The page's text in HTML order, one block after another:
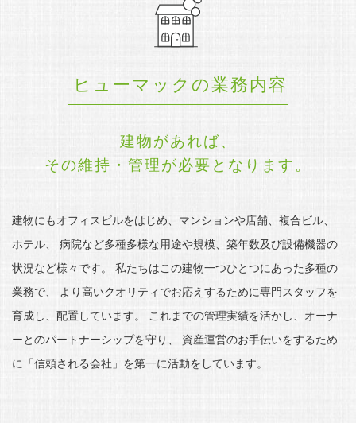
ヒューマックの業務内容
建物があれば、
その維持・管理が必要となります。
建物にもオフィスビルをはじめ、マンションや店舗、複合ビル、
ホテル、
病院など多種多様な用途や規模、築年数及び設備機器の
状況など様々です。
私たちはこの建物一つひとつにあった多種の
業務で、
より高いクオリティでお応えするために専門スタッフを
育成し、配置しています。
これまでの管理実績を活かし、オーナ
ーとのパートナーシップを守り、
資産運営のお手伝いをするため
に「信頼される会社」を第一に活動をしています。